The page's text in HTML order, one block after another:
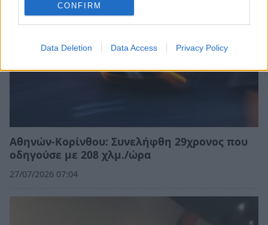
CONFIRM
Data Deletion Data Access Privacy Policy
Αθηνών-Κορίνθου: Συνελήφθη 29χρονος που
οδηγούσε με 208 χλμ./ώρα
27/07/2026 07:04